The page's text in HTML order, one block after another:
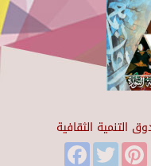
التنمية الثقافية
FacebookTwitter